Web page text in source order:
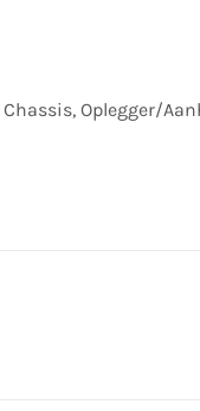
Chassis, Oplegger/